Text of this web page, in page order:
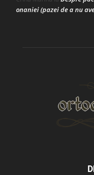
onaniei (pazei de a nu